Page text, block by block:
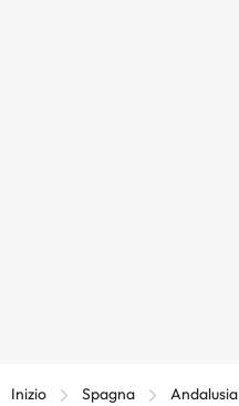
Inizio Spagna Andalusia